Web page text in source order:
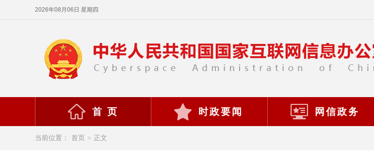
2026年08月06日 星期四
首 页 时政要闻 网信政务
当前位置： 首页 > 正文